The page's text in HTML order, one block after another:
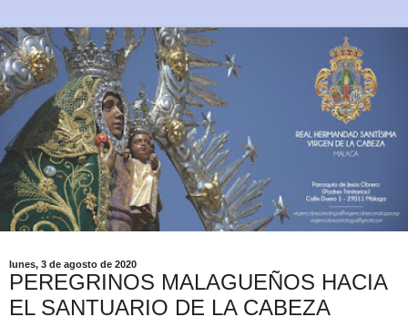
lunes, 3 de agosto de 2020
PEREGRINOS MALAGUEÑOS HACIA
EL SANTUARIO DE LA CABEZA